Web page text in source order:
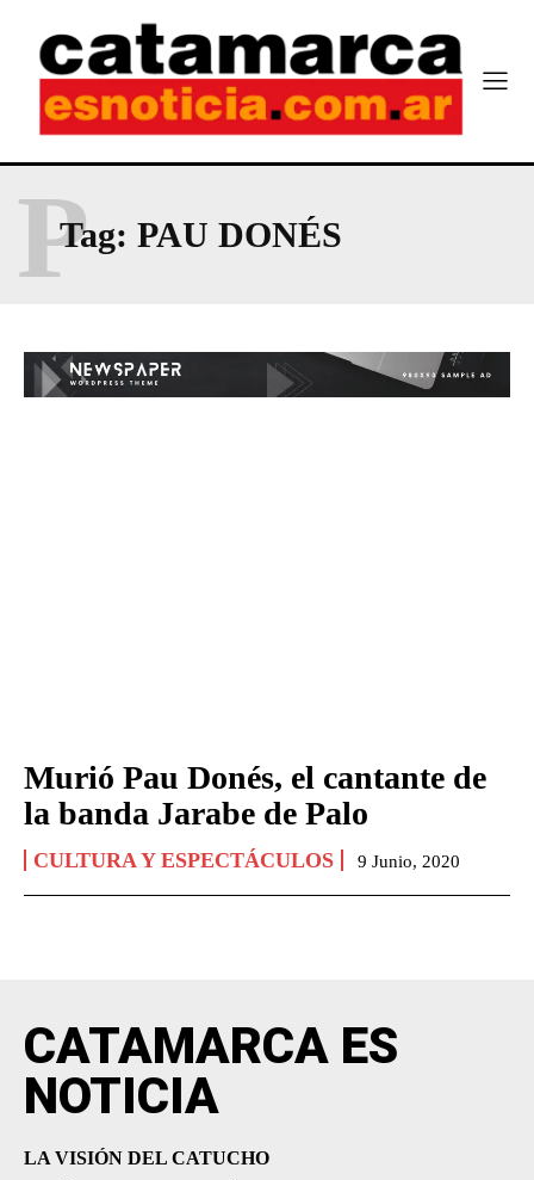
Tag: PAU DONÉS
P
Murió Pau Donés, el cantante de
la banda Jarabe de Palo
CULTURA Y ESPECTÁCULOS 9 Junio, 2020
CATAMARCA ES
NOTICIA
LA VISIÓN DEL CATUCHO